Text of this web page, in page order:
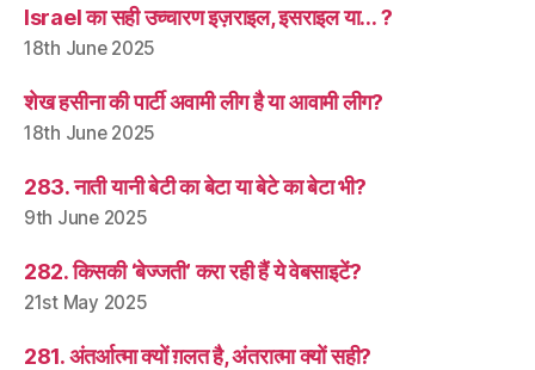
Israel का सही उच्चारण इज़राइल, इसराइल या… ?
18th June 2025
शेख हसीना की पार्टी अवामी लीग है या आवामी लीग?
18th June 2025
283. नाती यानी बेटी का बेटा या बेटे का बेटा भी?
9th June 2025
282. किसकी ‘बेज्जती’ करा रही हैं ये वेबसाइटें?
21st May 2025
281. अंतर्आत्मा क्यों ग़लत है, अंतरात्मा क्यों सही?